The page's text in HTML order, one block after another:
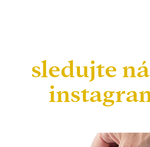
sledujte